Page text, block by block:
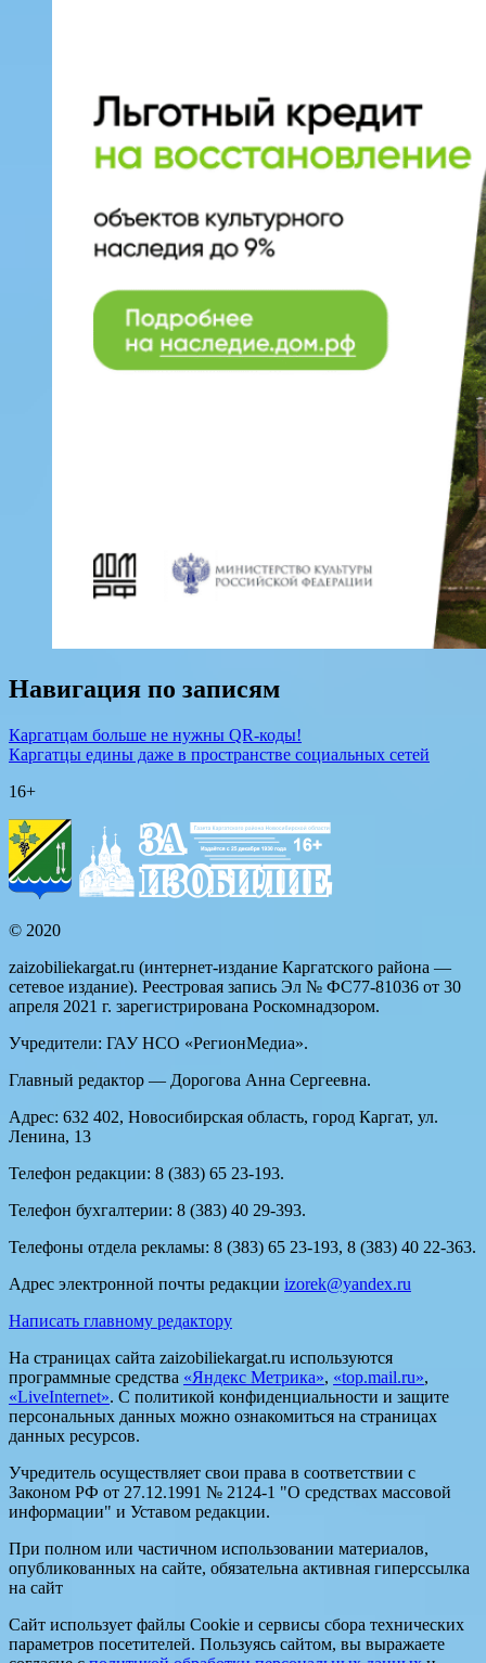
Навигация по записям
Каргатцам больше не нужны QR-коды!
Каргатцы едины даже в пространстве социальных сетей
16+
© 2020
zaizobiliekargat.ru (интернет-издание Каргатского района —
сетевое издание). Реестровая запись Эл № ФС77-81036 от 30
апреля 2021 г. зарегистрирована Роскомнадзором.
Учредители: ГАУ НСО «РегионМедиа».
Главный редактор — Дорогова Анна Сергеевна.
Адрес: 632 402, Новосибирская область, город Каргат, ул.
Ленина, 13
Телефон редакции: 8 (383) 65 23-193.
Телефон бухгалтерии: 8 (383) 40 29-393.
Телефоны отдела рекламы: 8 (383) 65 23-193, 8 (383) 40 22-363.
Адрес электронной почты редакции izorek@yandex.ru
Написать главному редактору
На страницах сайта zaizobiliekargat.ru используются
программные средства «Яндекс Метрика», «top.mail.ru»,
«LiveInternet». С политикой конфиденциальности и защите
персональных данных можно ознакомиться на страницах
данных ресурсов.
Учредитель осуществляет свои права в соответствии с
Законом РФ от 27.12.1991 № 2124-1 "О средствах массовой
информации" и Уставом редакции.
При полном или частичном использовании материалов,
опубликованных на сайте, обязательна активная гиперссылка
на сайт
Сайт использует файлы Cookie и сервисы сбора технических
параметров посетителей. Пользуясь сайтом, вы выражаете